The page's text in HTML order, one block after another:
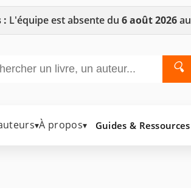
: L'équipe est absente du 6 août 2026au
🔍
▾À propos▾ Guides & Ressources